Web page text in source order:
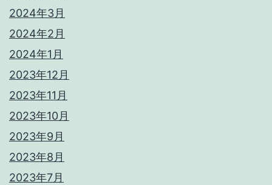
2024年3月
2024年2月
2024年1月
2023年12月
2023年11月
2023年10月
2023年9月
2023年8月
2023年7月